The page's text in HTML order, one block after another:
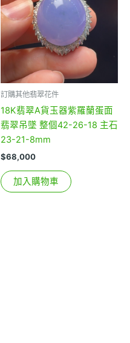
訂購其他翡翠花件
18K翡翠A貨玉器紫羅蘭蛋面
翡翠吊墜 整個42-26-18 主石
23-21-8mm
$68,000
加入購物車